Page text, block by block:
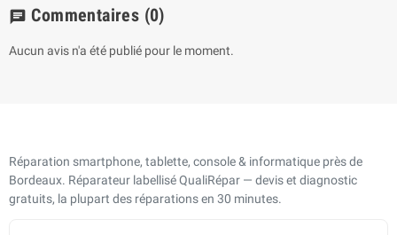
chat Commentaires (0)
Aucun avis n'a été publié pour le moment.
Réparation smartphone, tablette, console & informatique près de
Bordeaux. Réparateur labellisé QualiRépar — devis et diagnostic
gratuits, la plupart des réparations en 30 minutes.